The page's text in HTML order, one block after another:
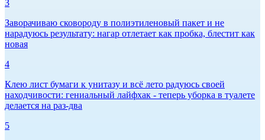
3
Заворачиваю сковороду в полиэтиленовый пакет и не
нарадуюсь результату: нагар отлетает как пробка, блестит как
новая
4
Клею лист бумаги к унитазу и всё лето радуюсь своей
находчивости: гениальный лайфхак - теперь уборка в туалете
делается на раз-два
5